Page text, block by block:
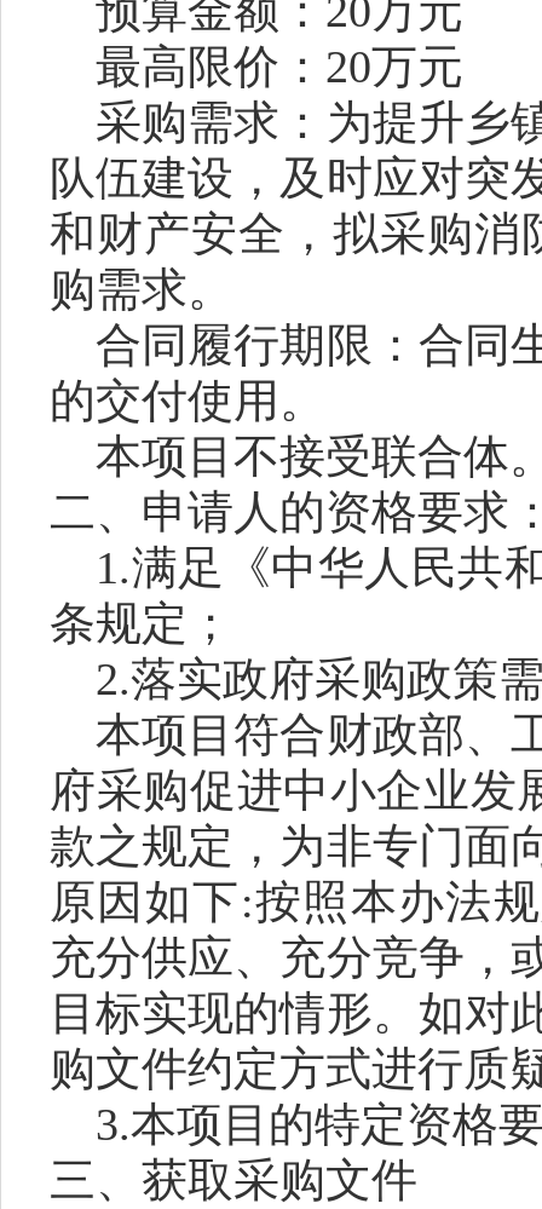
预算金额： 20万元
最高限价： 20万元
采购需求：为提升乡
队伍建设，及时应对突
和财产安全，拟采购消
购需求。
合同履行期限：合同
的交付使用。
本项目不接受联合体
二、申请人的资格要求
1.满足《中华人民共
条规定；
2.落实政府采购政策
本项目符合财政部、
府采购促进中小企业发
款之规定，为非专门面
原因如下:按照本办法
充分供应、充分竞争，
目标实现的情形。如对
购文件约定方式进行质
3.本项目的特定资格
三、获取采购文件